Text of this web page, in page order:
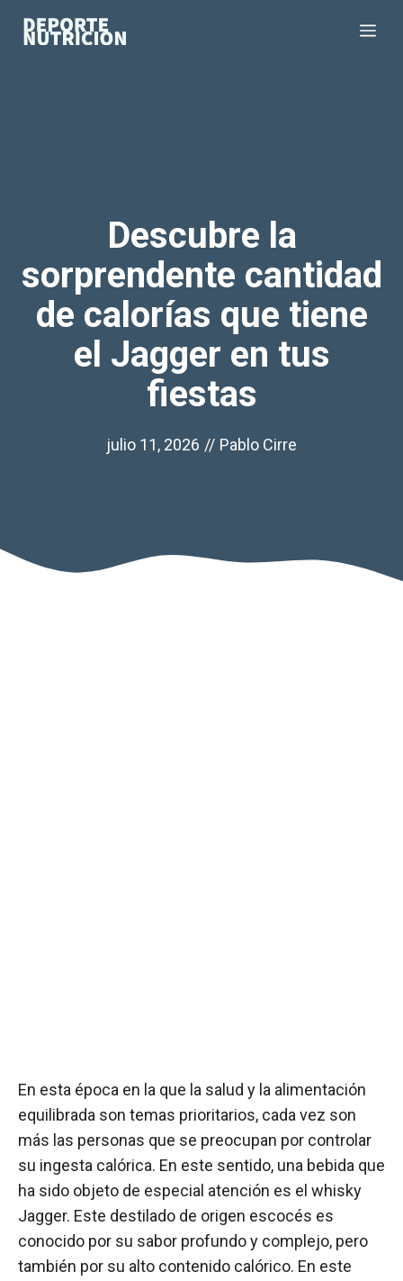
Descubre la
sorprendente cantidad
de calorías que tiene
el Jagger en tus
fiestas
julio 11, 2026 // Pablo Cirre
En esta época en la que la salud y la alimentación
equilibrada son temas prioritarios, cada vez son
más las personas que se preocupan por controlar
su ingesta calórica. En este sentido, una bebida que
ha sido objeto de especial atención es el whisky
Jagger. Este destilado de origen escocés es
conocido por su sabor profundo y complejo, pero
también por su alto contenido calórico. En este